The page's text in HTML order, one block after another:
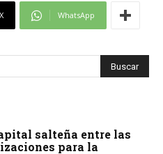
X WhatsApp
salteña entre las
para la